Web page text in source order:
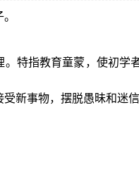
特指教育童蒙，使初学
新事物，摆脱愚昧和迷